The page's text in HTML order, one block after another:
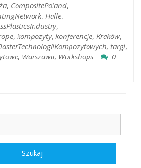
, CompositePoland,
, Halle,
,
, kompozyty, konferencje, Kraków,
, targi,
, Warszawa, Workshops
0